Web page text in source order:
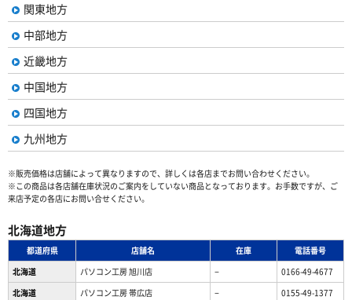
関東地方
中部地方
近畿地方
中国地方
四国地方
九州地方
※販売価格は店舗によって異なりますので、詳しくは各店までお問い合わせください。
※この商品は各店舗在庫状況のご案内をしていない商品となっております。お手数ですが、ご
来店予定の各店にお問い合せください。
北海道地方
都道府県 店舗名 在庫
電話番号
北海道
パソコン工房 旭川店 −
0166-49-4677
北海道
パソコン工房 帯広店 −
0155-49-1377